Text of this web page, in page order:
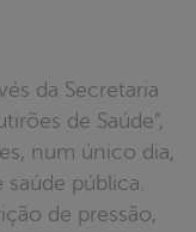
de Saúde”,
num único dia,
pública.
de pressão,